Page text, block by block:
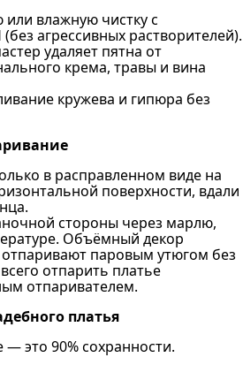
влажную чистку с
агрессивных растворителей).
удаляет пятна от
крема, травы и вина
кружева и гипюра без
в расправленном виде на
поверхности, вдали
стороны через марлю,
Объёмный декор
паровым утюгом без
отпарить платье
отпаривателем.
платья
это 90% сохранности.